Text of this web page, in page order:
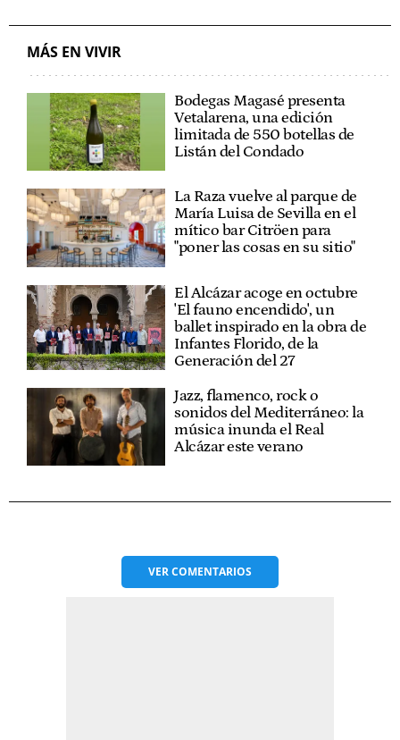
MÁS EN VIVIR
Bodegas Magasé presenta
Vetalarena, una edición
limitada de 550 botellas de
Listán del Condado
La Raza vuelve al parque de
María Luisa de Sevilla en el
mítico bar Citröen para
"poner las cosas en su sitio"
El Alcázar acoge en octubre
'El fauno encendido', un
ballet inspirado en la obra de
Infantes Florido, de la
Generación del 27
Jazz, flamenco, rock o
sonidos del Mediterráneo: la
música inunda el Real
Alcázar este verano
VERCOMENTARIOS